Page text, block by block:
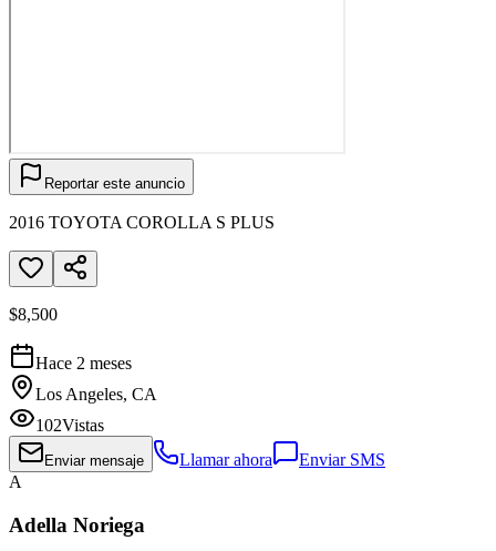
Reportar este anuncio
2016 TOYOTA COROLLA S PLUS
$8,500
Hace 2 meses
Los Angeles, CA
102Vistas
Enviar mensaje Llamar ahora
Enviar SMS
A
Adella Noriega